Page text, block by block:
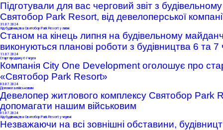
Підготували для вас черговий звіт з
Святобор Park Resort, від девелоперської
31 .07.2024
Хід будівництва Святобор Park Resort у липні
Станом на кінець липня на будівельному
виконуються планові роботи з будівництва 6 та 7
11 .07.2024
Старт продажу 6-ї черги
Компанія City One Development оголошує про
«Святобор Park Resort»
03.07.2024
Допомога військовим
Девелопер житлового комплексу Святобор Park
допомагати нашим військовим
01 .07.2024
Хід будівництва Святобор Park Resort у червні
Незважаючи на всі зовнішні обставини,